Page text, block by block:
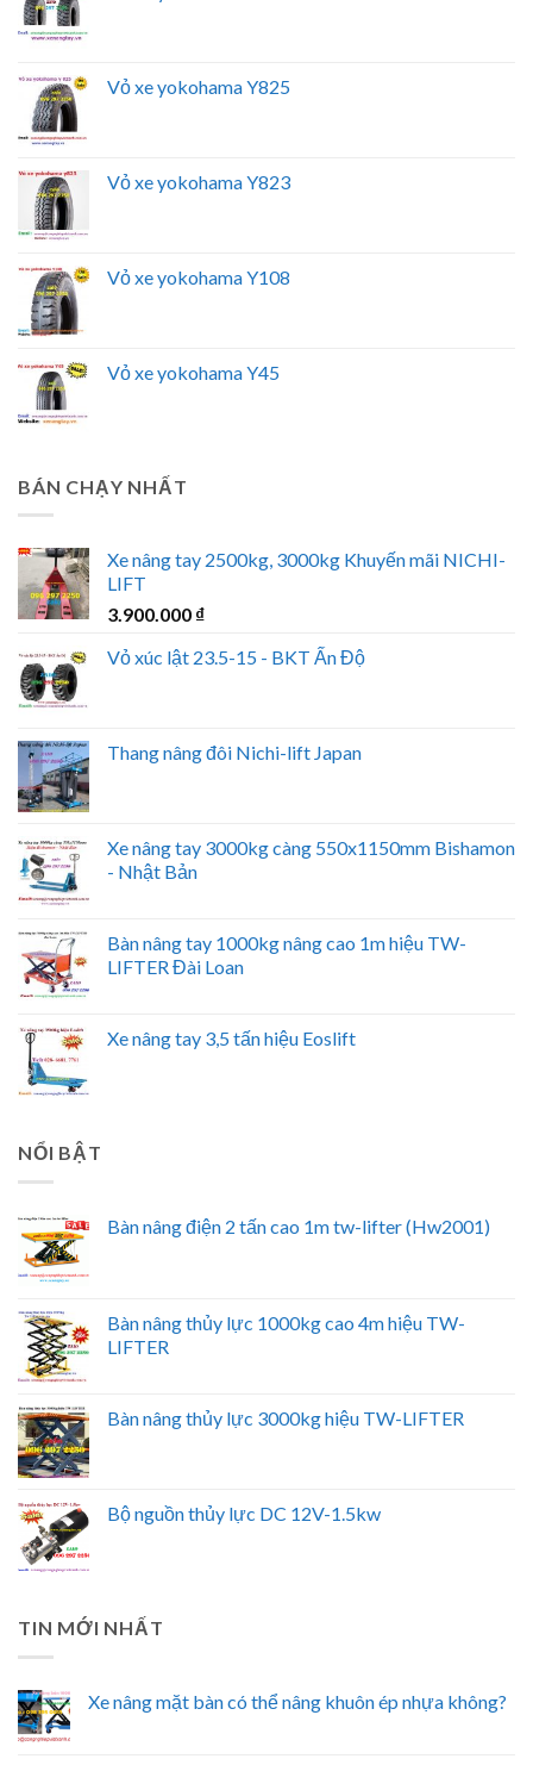
Vỏ xe yokohama Y825
Vỏ xe yokohama Y823
Vỏ xe yokohama Y108
Vỏ xe yokohama Y45
BÁN CHẠY NHẤT
Xe nâng tay 2500kg, 3000kg Khuyến mãi NICHI-
LIFT
3.900.000 ₫
Vỏ xúc lật 23.5-15 - BKT Ấn Độ
Thang nâng đôi Nichi-lift Japan
Xe nâng tay 3000kg càng 550x1150mm Bishamon
- Nhật Bản
Bàn nâng tay 1000kg nâng cao 1m hiệu TW-
LIFTER Đài Loan
Xe nâng tay 3,5 tấn hiệu Eoslift
NỔI BẬT
Bàn nâng điện 2 tấn cao 1m tw-lifter (Hw2001)
Bàn nâng thủy lực 1000kg cao 4m hiệu TW-
LIFTER
Bàn nâng thủy lực 3000kg hiệu TW-LIFTER
Bộ nguồn thủy lực DC 12V-1.5kw
TIN MỚI NHẤT
Xe nâng mặt bàn có thể nâng khuôn ép nhựa không?